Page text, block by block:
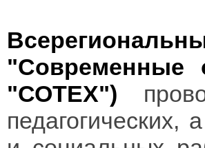
"Современные
"СОТЕХ")
педагогических,